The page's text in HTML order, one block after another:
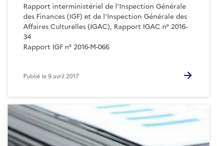
Rapport interministériel de l'Inspection Générale
des Finances (IGF) et de l'Inspection Générale des
Affaires Culturelles (IGAC), Rapport IGAC n° 2016-
34
Rapport IGF n° 2016-M-066
Publié le9 avril 2017